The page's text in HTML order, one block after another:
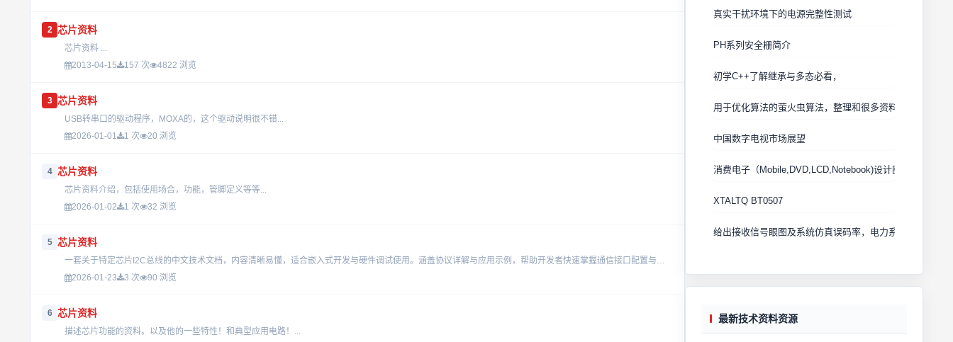
2 芯片资料
芯片资料 ...
2013-04-15
157 次 4822 浏览
3 芯片资料
USB转串口的驱动程序，MOXA的，这个驱动说明很不错...
2026-01-01
1 次 20 浏览
4 芯片资料
芯片资料介绍，包括使用场合，功能，管脚定义等等...
2026-01-02
1 次 32 浏览
5 芯片资料
一套关于特定芯片I2C总线的中文技术文档，内容清晰易懂，适合嵌入式开发与硬件调试使用。涵盖协议详解与应用示例，帮助开发者快速掌握通信接口配置与调试方法。...
2026-01-23
3 次 90 浏览
6 芯片资料
描述芯片功能的资料。以及他的一些特性！和典型应用电路！...
真实干扰环境下的电源完整性测试
PH系列安全栅简介
初学C++了解继承与多态必看，
用于优化算法的萤火虫算法，整理和很多资料，很有用的
中国数字电视市场展望
消费电子（Mobile,DVD,LCD,Notebook)设计图解
XTALTQ BT0507
给出接收信号眼图及系统仿真误码率，电力系统暂态稳定
最新技术资料资源